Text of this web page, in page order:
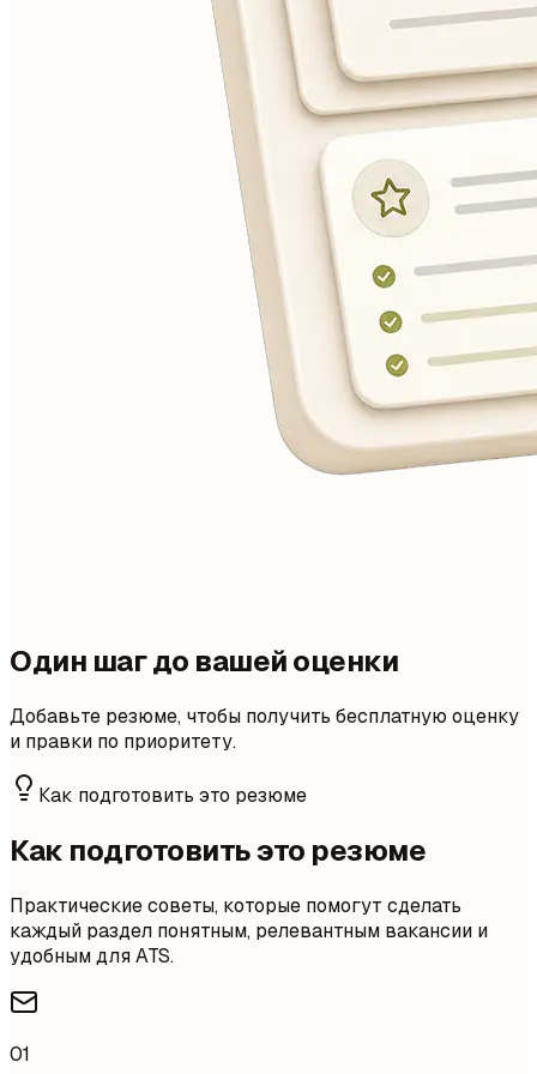
Один шаг до вашей оценки
Добавьте резюме, чтобы получить бесплатную оценку
и правки по приоритету.
Как подготовить это резюме
Как подготовить это резюме
Практические советы, которые помогут сделать
каждый раздел понятным, релевантным вакансии и
удобным для ATS.
01